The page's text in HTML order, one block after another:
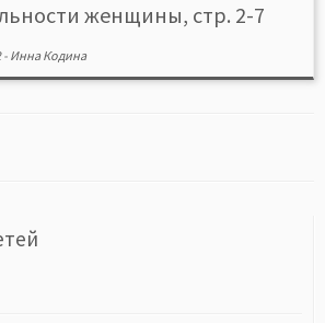
женщины, стр. 2-7
- Инна Кодина